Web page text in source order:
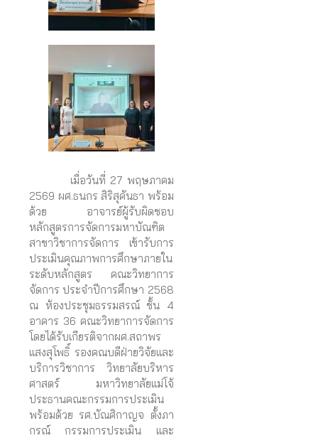
เมื่อวันที่ 27 พฤษภาคม
2569 ผศ.ธนกร สิริสุคันธา พร้อม
ด้วย อาจารย์ผู้รับผิดชอบ
หลักสูตรการจัดการมหาบัณฑิต
สาขาวิชาการจัดการ เข้ารับการ
ประเมินคุณภาพการศึกษาภายใน
ระดับหลักสูตร คณะวิทยาการ
จัดการ ประจำปีการศึกษา 2568
ณ ห้องประชุมธรรมสรณ์ ชั้น 4
อาคาร 36 คณะวิทยาการจัดการ
โดยได้รับเกียรติจากผศ.สถาพร
แสงสุโพธิ์ รองคณบดีฝ่ายวิจัยและ
บริการวิชาการ วิทยาลัยบริหาร
ศาสตร์ มหาวิทยาลัยแม่โจ้
ประธานคณะกรรมการประเมิน
พร้อมด้วย รศ.บัณศิกาญจ ตั้งภา
กรณ์ กรรมการประเมิน และ